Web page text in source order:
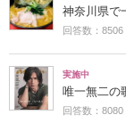
神奈川県で
回答数：8506
実施中
唯一無二の
回答数：8080